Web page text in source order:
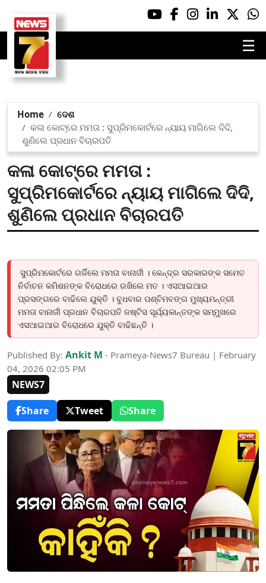
☰
Home
ଦେଶ
କଳା କୋଟ୍‌ରେ ମମତା : ସୁପ୍ରିମକୋର୍ଟରେ ନ୍ୟାୟ ମାଗିଲେ ଦିଦି,
ଶୁଣିଲେ ପ୍ରଧାନ ବିଚାରପତି
କଳା କୋଟ୍‌ରେ ମମତା :
ସୁପ୍ରିମକୋର୍ଟରେ ନ୍ୟାୟ ମାଗିଲେ ଦିଦି,
ଶୁଣିଲେ ପ୍ରଧାନ ବିଚାରପତି
ସୁପ୍ରିମକୋର୍ଟରେ ଗର୍ଜିଲେ ମମତା ବାନାର୍ଜୀ । କେନ୍ଦ୍ର ସରକାରଙ୍କ ସମେତ
ନିର୍ବାଚନ କମିଶନଙ୍କ ବିରୋଧରେ ରଖିଲେ ମତ । ଏସଆଇଆର
ପ୍ରସଙ୍ଗରେ ବାଢିଲେ ଯୁକ୍ତି । ବୁଧବାର ପଶ୍ଚିମବଙ୍ଗ ମୁଖ୍ୟମନ୍ତ୍ରୀ
ମମତା ବାନାର୍ଜୀ ପ୍ରଧାନ ବିଚାରପତି ଜଷ୍ଟିସ ସୂର୍ଯ୍ୟକାନ୍ତଙ୍କ ସମ୍ମୁଖରେ
ଏସଆଇଆର ବିରୋଧରେ ଯୁକ୍ତି ବାଢିଛନ୍ତି ।
Published By: Ankit M - Prameya-News7 Bureau | February
04, 2026 02:05 PM
NEWS7
Share
Tweet Share